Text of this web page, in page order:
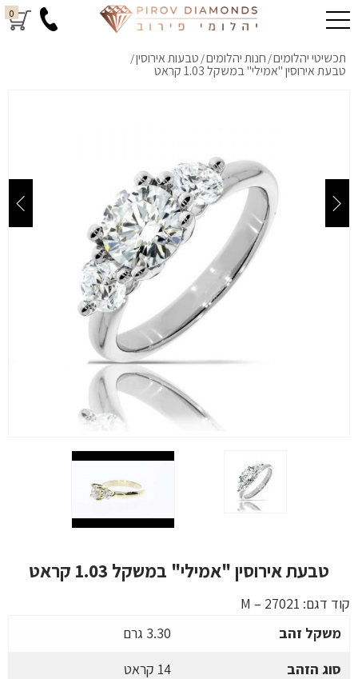
0
תכשיטי יהלומים/ חנות יהלומים/ טבעות אירוסין/
טבעת אירוסין "אמילי" במשקל 1.03 קראט
טבעת אירוסין "אמילי" במשקל 1.03 קראט
קוד דגם: M – 27021
משקל זהב
3.30 גרם
סוג הזהב
14 קראט